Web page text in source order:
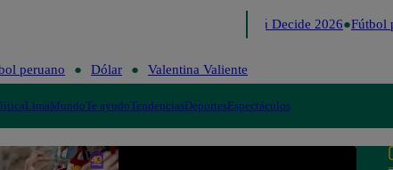
Perú Decide 2026 Fútbol
peruano Dólar Valentina Valiente
LimaMundoTe ayudoTendenciasDeportesEspectáculos